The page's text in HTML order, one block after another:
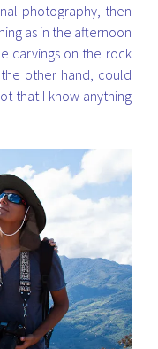
photography, then
as in the afternoon
carvings on the rock
other hand, could
that I know anything